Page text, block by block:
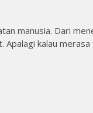
manusia. Dari
kalau